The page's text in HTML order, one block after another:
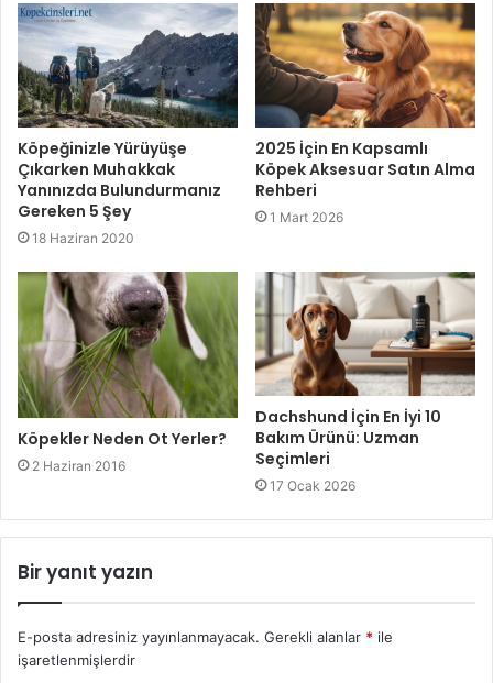
Köpeğinizle Yürüyüşe
Çıkarken Muhakkak
Yanınızda Bulundurmanız
Gereken 5 Şey
18 Haziran 2020
2025 İçin En Kapsamlı
Köpek Aksesuar Satın Alma
Rehberi
1 Mart 2026
Köpekler Neden Ot Yerler?
2 Haziran 2016
Dachshund İçin En İyi 10
Bakım Ürünü: Uzman
Seçimleri
17 Ocak 2026
Bir yanıt yazın
E-posta adresiniz yayınlanmayacak. Gerekli alanlar * ile
işaretlenmişlerdir